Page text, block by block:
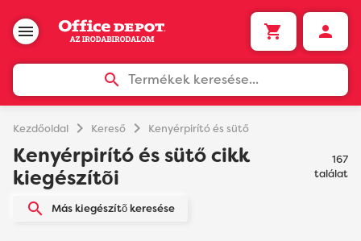
Termékek keresése...
Kezdőoldal chevron_right Kereső chevron_right Kenyérpirító és sütő
167
találat
Kenyérpirító és sütő cikk
kiegészítõi
Más kiegészítõ keresése